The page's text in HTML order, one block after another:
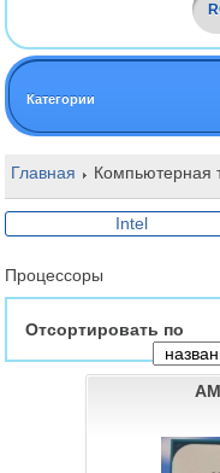
Категории
Главная Компьютерная
Intel
Процессоры
Отсортировать по